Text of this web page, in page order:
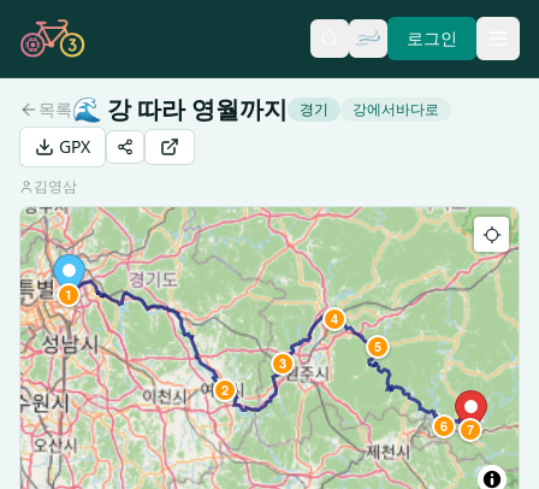
로그인
목록🌊 강 따라 영월까지 경기 강에서바다로
GPX
김영삼
1
2
3
4
5
6 7